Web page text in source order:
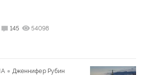
145 54098
Дженнифер Рубин